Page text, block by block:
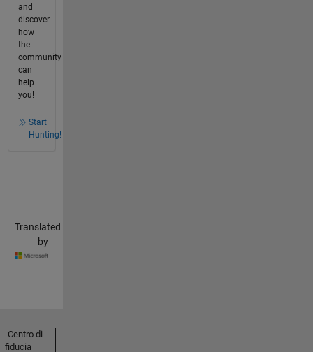
and
discover
how
the
community
can
help
you!
Start
Hunting!
Translated
by
Centro di
fiducia